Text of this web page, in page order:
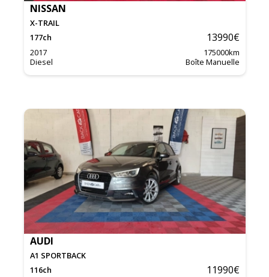
NISSAN
X-TRAIL
177ch 13990€
2017 175000km
Diesel
Boîte Manuelle
AUDI
A1 SPORTBACK
116ch 11990€